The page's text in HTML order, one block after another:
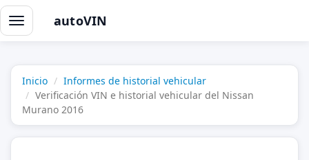
Alternar
navegación
autoVIN
Inicio
Informes de historial vehicular
Verificación VIN e historial vehicular del Nissan
Murano 2016